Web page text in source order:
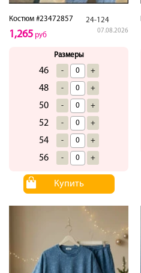
Костюм #23472857 24-124
07.08.2026
1,265 руб
Размеры
46 - +
48 - +
50 - +
52 - +
54 - +
56 - +
Купить